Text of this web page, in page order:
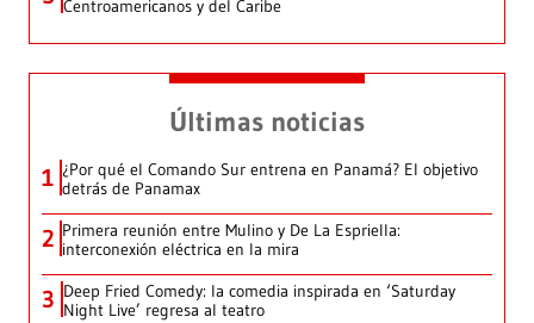
Centroamericanos y del Caribe
Últimas noticias
1 ¿Por qué el Comando Sur entrena en Panamá? El objetivo
detrás de Panamax
2 Primera reunión entre Mulino y De La Espriella:
interconexión eléctrica en la mira
3 Deep Fried Comedy: la comedia inspirada en ‘Saturday
Night Live’ regresa al teatro